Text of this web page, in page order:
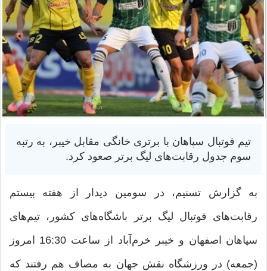
تیم فوتبال سپاهان با برتری خانگی مقابل خیبر، به رتبه
سوم جدول رقابت‌های لیگ برتر صعود کرد.
به گزارش تسنیم، در سومین دیدار از هفته بیستم
رقابت‌های فوتبال لیگ برتر باشگاه‌های کشور، تیم‌های
سپاهان اصفهان و خیبر خرم‌آباد از ساعت 16:30 امروز
(جمعه) در ورزشگاه نقش جهان به مصاف هم رفتند که